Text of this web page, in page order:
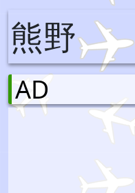
熊野
AD